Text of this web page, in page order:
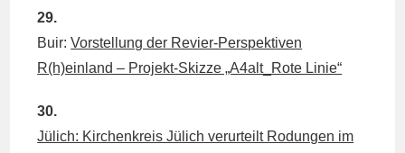
29.
Buir:Vorstellung der Revier-Perspektiven
R(h)einland – Projekt-Skizze „A4alt_Rote Linie“
30.
Jülich: Kirchenkreis Jülich verurteilt Rodungen im